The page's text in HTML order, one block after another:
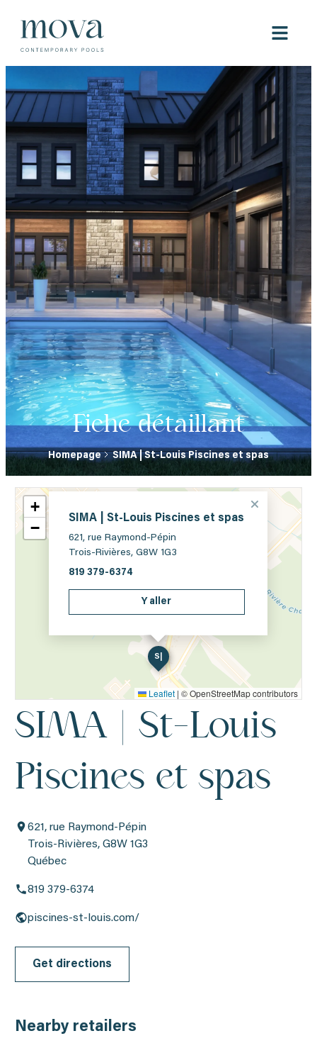
Fiche détaillant
Homepage SIMA | St-Louis Piscines et spas
SIMA | St-Louis
Piscines et spas
621, rue Raymond-Pépin
Trois-Rivières, G8W 1G3
Québec
819 379-6374
piscines-st-louis.com/
Get directions
S|
SIMA | St-Louis Piscines et spas
621, rue Raymond-Pépin
Trois-Rivières, G8W 1G3
819 379-6374
Y aller
+
−
Leaflet | © OpenStreetMap contributors
Nearby retailers